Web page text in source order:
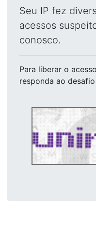
Seu IP fez
acessos
conosco.
Para liberar o acesso
responda ao